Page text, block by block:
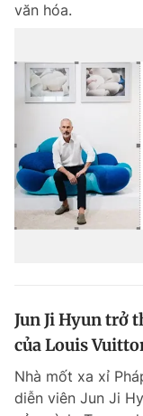
văn hóa.
Jun Ji Hyun trở
của Louis
Nhà mốt xa xỉ
diễn viên Jun Ji